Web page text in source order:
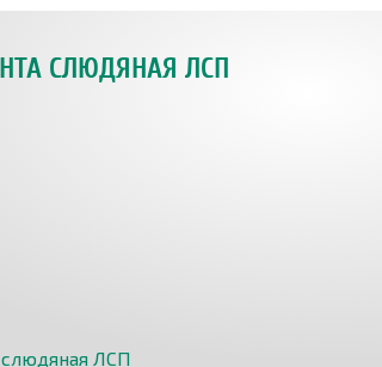
СЛЮДЯНАЯ ЛСП